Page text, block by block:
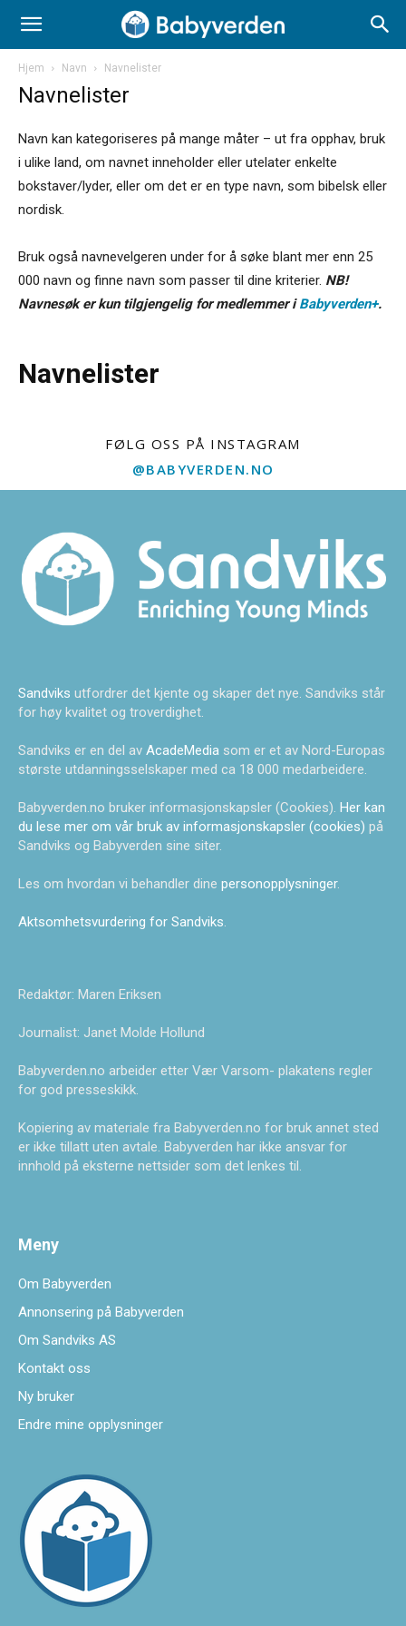
Hjem Navn Navnelister
Navnelister
Navn kan kategoriseres på mange måter – ut fra opphav, bruk
i ulike land, om navnet inneholder eller utelater enkelte
bokstaver/lyder, eller om det er en type navn, som bibelsk eller
nordisk.
Bruk også navnevelgeren under for å søke blant mer enn 25
000 navn og finne navn som passer til dine kriterier. NB!
Navnesøk er kun tilgjengelig for medlemmer iBabyverden+.
Navnelister
FØLG OSS PÅ INSTAGRAM
@BABYVERDEN.NO
Sandviks utfordrer det kjente og skaper det nye. Sandviks står
for høy kvalitet og troverdighet.
Sandviks er en del av AcadeMedia som er et av Nord-Europas
største utdanningsselskaper med ca 18 000 medarbeidere.
Babyverden.no bruker informasjonskapsler (Cookies). Her kan
du lese mer om vår bruk av informasjonskapsler (cookies) på
Sandviks og Babyverden sine siter.
Les om hvordan vi behandler dine personopplysninger.
Aktsomhetsvurdering for Sandviks
Redaktør: Maren Eriksen
Journalist: Janet Molde Hollund
Babyverden.no arbeider etter Vær Varsom- plakatens regler
for god presseskikk.
Kopiering av materiale fra Babyverden.no for bruk annet sted
er ikke tillatt uten avtale. Babyverden har ikke ansvar for
innhold på eksterne nettsider som det lenkes til.
Meny
Om Babyverden
Annonsering på Babyverden
Om Sandviks AS
Kontakt oss
Ny bruker
Endre mine opplysninger